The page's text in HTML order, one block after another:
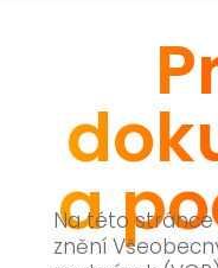
a
Na této stránce
znění